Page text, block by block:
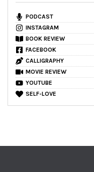
PODCAST
INSTAGRAM
BOOK REVIEW
FACEBOOK
CALLIGRAPHY
MOVIE REVIEW
YOUTUBE
SELF-LOVE